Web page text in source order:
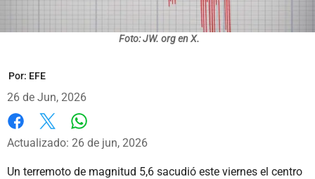
Foto: JW. org en X.
Por: EFE
26 de Jun, 2026
Facebook
X
Actualizado: 26 de jun, 2026
Un terremoto de magnitud 5,6 sacudió este viernes el centro